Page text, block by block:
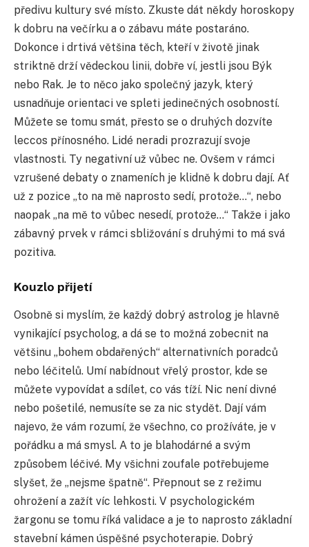
předivu kultury své místo. Zkuste dát někdy horoskopy
k dobru na večírku a o zábavu máte postaráno.
Dokonce i drtivá většina těch, kteří v životě jinak
striktně drží vědeckou linii, dobře ví, jestli jsou Býk
nebo Rak. Je to něco jako společný jazyk, který
usnadňuje orientaci ve spleti jedinečných osobností.
Můžete se tomu smát, přesto se o druhých dozvíte
leccos přínosného. Lidé neradi prozrazují svoje
vlastnosti. Ty negativní už vůbec ne. Ovšem v rámci
vzrušené debaty o znameních je klidně k dobru dají. Ať
už z pozice „to na mě naprosto sedí, protože…“, nebo
naopak „na mě to vůbec nesedí, protože…“ Takže i jako
zábavný prvek v rámci sbližování s druhými to má svá
pozitiva.
Kouzlo přijetí
Osobně si myslím, že každý dobrý astrolog je hlavně
vynikající psycholog, a dá se to možná zobecnit na
většinu „bohem obdařených“ alternativních poradců
nebo léčitelů. Umí nabídnout vřelý prostor, kde se
můžete vypovídat a sdílet, co vás tíží. Nic není divné
nebo pošetilé, nemusíte se za nic stydět. Dají vám
najevo, že vám rozumí, že všechno, co prožíváte, je v
pořádku a má smysl. A to je blahodárné a svým
způsobem léčivé. My všichni zoufale potřebujeme
slyšet, že „nejsme špatně“. Přepnout se z režimu
ohrožení a zažít víc lehkosti. V psychologickém
žargonu se tomu říká validace a je to naprosto základní
stavební kámen úspěšné psychoterapie. Dobrý